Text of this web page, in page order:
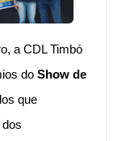
a CDL Timbó
do Show de
que